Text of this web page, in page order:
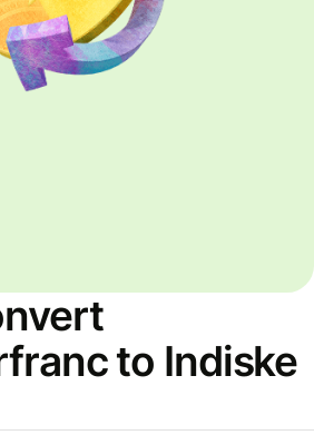
to Indiske